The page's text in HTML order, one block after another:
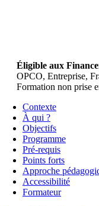
Éligible aux
OPCO, Entreprise,
Formation non prise
Contexte
À qui ?
Objectifs
Programme
Pré-requis
Points forts
Approche
Accessibilité
Formateur